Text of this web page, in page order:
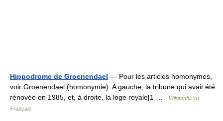
Hippodrome de Groenendael — Pour les articles homonymes,
voir Groenendael (homonymie). A gauche, la tribune qui avait été
rénovée en 1985, et, à droite, la loge royale[1 …
Wikipédia en
Français